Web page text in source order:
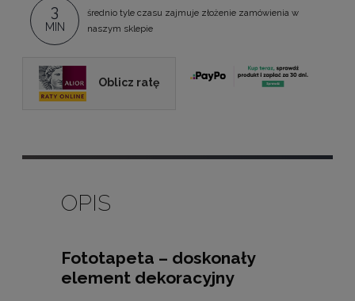
3
MIN
średnio tyle czasu zajmuje złożenie zamówienia w
naszym sklepie
Oblicz ratę
OPIS
Fototapeta – doskonały
element dekoracyjny